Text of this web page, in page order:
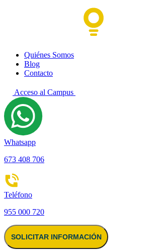
Quiénes Somos
Blog
Contacto
Acceso al Campus
Whatsapp
673 408 706
Teléfono
955 000 720
SOLICITAR INFORMACIÓN